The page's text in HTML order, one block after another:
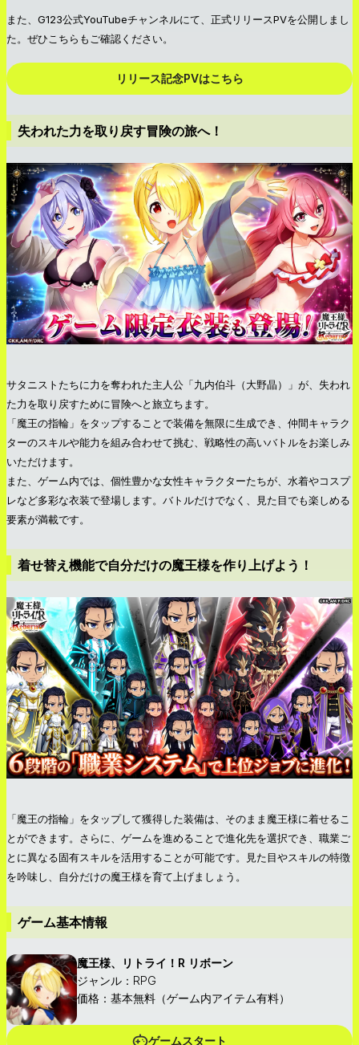
また、G123公式YouTubeチャンネルにて、正式リリースPVを公開しまし
た。ぜひこちらもご確認ください。
リリース記念PVはこちら
失われた力を取り戻す冒険の旅へ！
サタニストたちに力を奪われた主人公「九内伯斗（大野晶）」が、失われ
た力を取り戻すために冒険へと旅立ちます。
「魔王の指輪」をタップすることで装備を無限に生成でき、仲間キャラク
ターのスキルや能力を組み合わせて挑む、戦略性の高いバトルをお楽しみ
いただけます。
また、ゲーム内では、個性豊かな女性キャラクターたちが、水着やコスプ
レなど多彩な衣装で登場します。バトルだけでなく、見た目でも楽しめる
要素が満載です。
着せ替え機能で自分だけの魔王様を作り上げよう！
「魔王の指輪」をタップして獲得した装備は、そのまま魔王様に着せるこ
とができます。さらに、ゲームを進めることで進化先を選択でき、職業ご
とに異なる固有スキルを活用することが可能です。見た目やスキルの特徴
を吟味し、自分だけの魔王様を育て上げましょう。
ゲーム基本情報
魔王様、リトライ！R リボーン
ジャンル：RPG
価格：基本無料（ゲーム内アイテム有料）
ゲームスタート